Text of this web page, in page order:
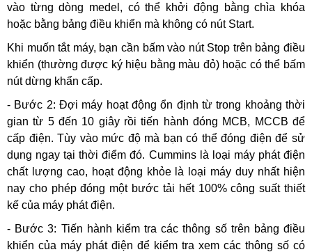
vào từng dòng medel, có thể khởi động bằng chìa khóa
hoặc bằng bảng điều khiển mà không có nút Start.
Khi muốn tắt máy, bạn cần bấm vào nút Stop trên bảng điều
khiển (thường được ký hiệu bằng màu đỏ) hoặc có thể bấm
nút dừng khẩn cấp.
- Bước 2: Đợi máy hoạt động ổn định từ trong khoảng thời
gian từ 5 đến 10 giây rồi tiến hành đóng MCB, MCCB để
cấp điện. Tùy vào mức độ mà bạn có thể đóng điện để sử
dụng ngay tại thời điểm đó. Cummins là loại máy phát điện
chất lượng cao, hoạt động khỏe là loại máy duy nhất hiện
nay cho phép đóng một bước tải hết 100% công suất thiết
kế của máy phát điện.
- Bước 3: Tiến hành kiểm tra các thông số trên bảng điều
khiển của máy phát điện để kiểm tra xem các thông số có